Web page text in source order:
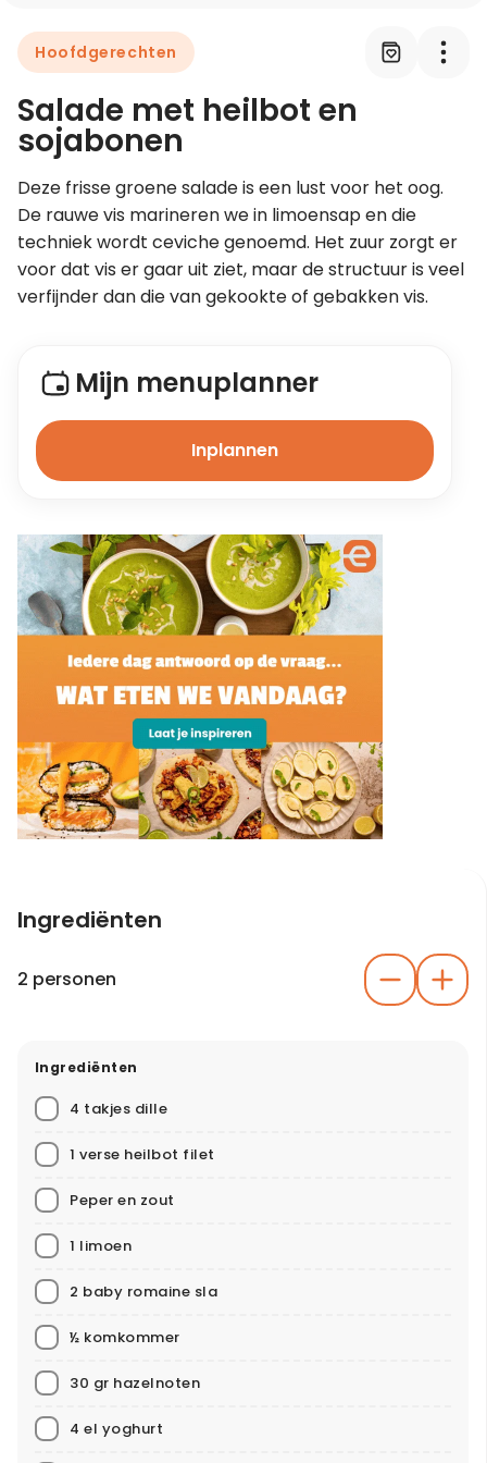
Leer koken als een chef
Kooktips & blogs
Hoofdgerechten
Salade met heilbot en
sojabonen
Deze frisse groene salade is een lust voor het oog.
De rauwe vis marineren we in limoensap en die
techniek wordt ceviche genoemd. Het zuur zorgt er
voor dat vis er gaar uit ziet, maar de structuur is veel
verfijnder dan die van gekookte of gebakken vis.
Mijn menuplanner
Inplannen
Ingrediënten
2 personen
Ingrediënten
4 takjes dille
1 verse heilbot filet
Peper en zout
1 limoen
2 baby romaine sla
½ komkommer
30 gr hazelnoten
4 el yoghurt